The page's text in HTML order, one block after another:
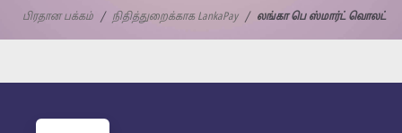
பிரதான பக்கம் நிதித்துறைக்காக LankaPay லங்கா பெ ஸ்மார்ட் வொலட்